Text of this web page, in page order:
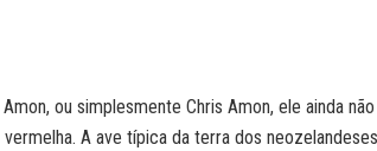
ou simplesmente Chris Amon, ele ainda
A ave típica da terra dos